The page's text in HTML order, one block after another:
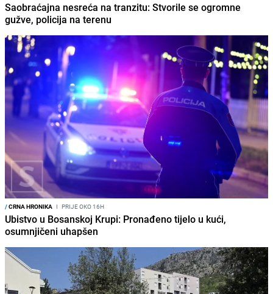
Saobraćajna nesreća na tranzitu: Stvorile se ogromne
gužve, policija na terenu
/CRNA HRONIKA I PRIJE OKO 16H
Ubistvo u Bosanskoj Krupi: Pronađeno tijelo u kući,
osumnjičeni uhapšen